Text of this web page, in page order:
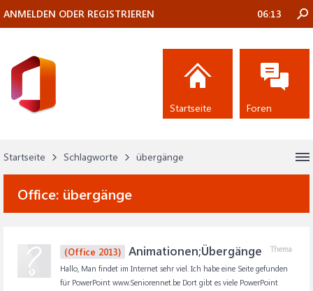
Startseite Schlagworte übergänge
Office: übergänge
Thema
(Office 2013) Animationen;Übergänge
Hallo, Man findet im Internet sehr viel. Ich habe eine Seite gefunden
für PowerPoint www.Seniorennet.be Dort gibt es viele PowerPoint
ANMELDEN ODER REGISTRIEREN 06:13
Startseite Foren